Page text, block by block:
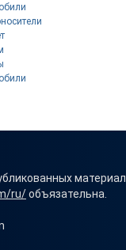
ru/объязательна.